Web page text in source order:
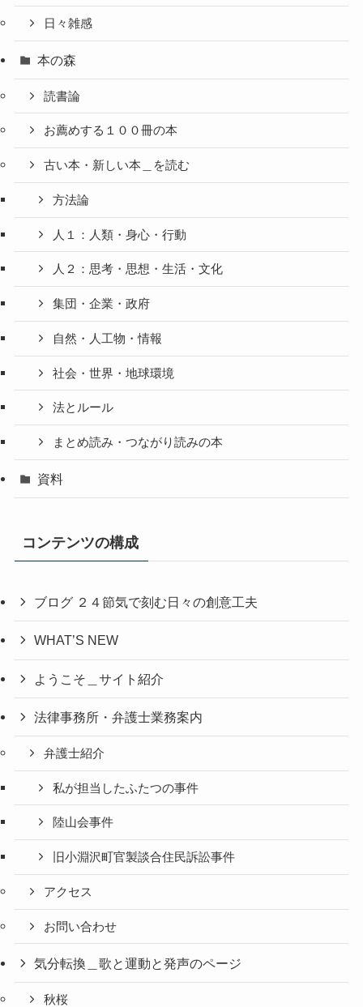
日々雑感
本の森
読書論
お薦めする１００冊の本
古い本・新しい本＿を読む
方法論
人１：人類・身心・行動
人２：思考・思想・生活・文化
集団・企業・政府
自然・人工物・情報
社会・世界・地球環境
法とルール
まとめ読み・つながり読みの本
資料
コンテンツの構成
ブログ ２４節気で刻む日々の創意工夫
WHAT’S NEW
ようこそ＿サイト紹介
法律事務所・弁護士業務案内
弁護士紹介
私が担当したふたつの事件
陸山会事件
旧小淵沢町官製談合住民訴訟事件
アクセス
お問い合わせ
気分転換＿歌と運動と発声のページ
秋桜